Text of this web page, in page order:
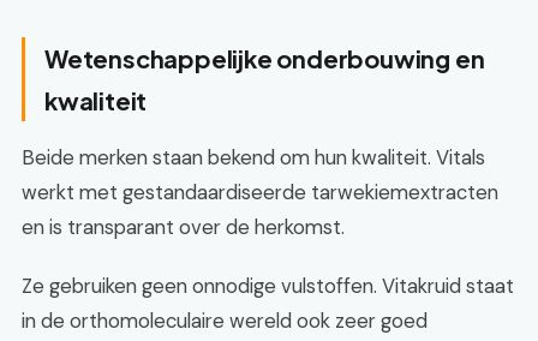
Wetenschappelijke onderbouwing en
kwaliteit
Beide merken staan bekend om hun kwaliteit. Vitals
werkt met gestandaardiseerde tarwekiemextracten
en is transparant over de herkomst.
Ze gebruiken geen onnodige vulstoffen. Vitakruid staat
in de orthomoleculaire wereld ook zeer goed